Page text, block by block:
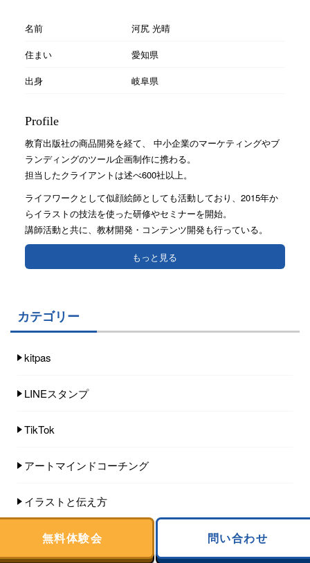
名前
河尻 光晴
住まい
愛知県
出身
岐阜県
Profile
教育出版社の商品開発を経て、 中小企業のマーケティングやブ
ランディングのツール企画制作に携わる。
担当したクライアントは述べ600社以上。
ライフワークとして似顔絵師としても活動しており、2015年か
らイラストの技法を使った研修やセミナーを開始。
講師活動と共に、教材開発・コンテンツ開発も行っている。
もっと見る
カテゴリー
kitpas
LINEスタンプ
TikTok
アートマインドコーチング
イラストと伝え方
イラストと思考整理
無料体験会 問い合わせ